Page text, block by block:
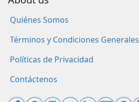
Quiénes Somos
Términos y Condiciones Generales
Políticas de Privacidad
Contáctenos